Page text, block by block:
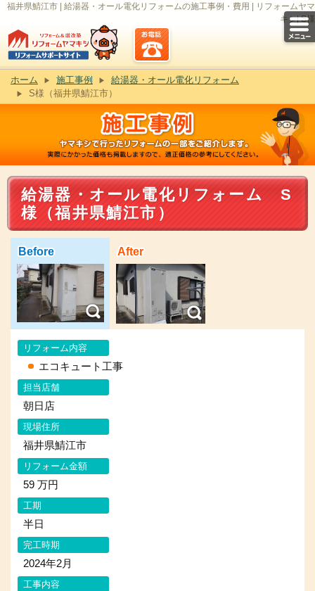
福井県鯖江市 | 給湯器・オール電化リフォームの施工事例・費用 | リフォームヤマ
キシ| S様
ホーム 施工事例
給湯器・オール電化リフォーム
S様（福井県鯖江市）
給湯器・オール電化リフォーム S
様（福井県鯖江市）
Before After
リフォーム内容
エコキュート工事
担当店舗
朝日店
現場住所
福井県鯖江市
リフォーム金額
59 万円
工期
半日
完工時期
2024年2月
工事内容